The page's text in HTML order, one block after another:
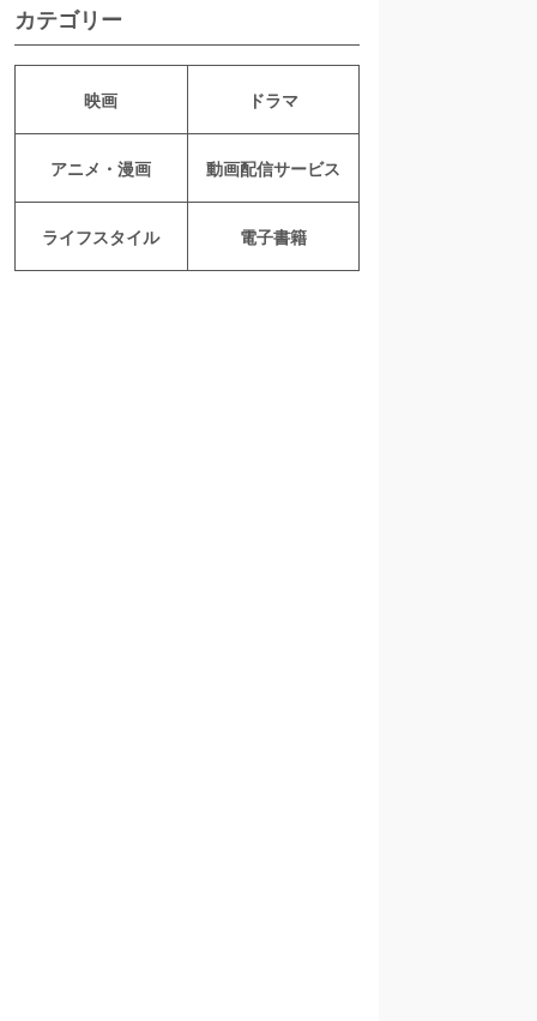
カテゴリー
映画 ドラマ
アニメ・漫画 動画配信サービス
ライフスタイル 電子書籍